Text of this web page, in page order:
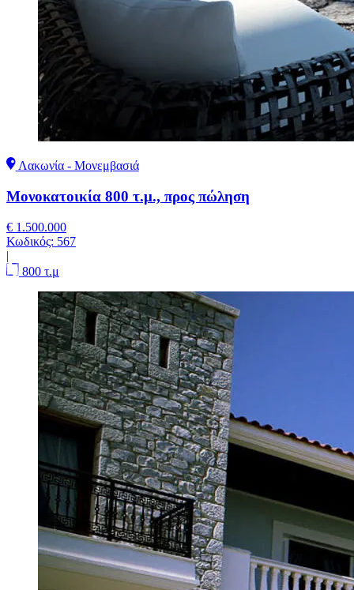
Λακωνία - Μονεμβασιά
Μονοκατοικία 800 τ.μ., προς πώληση
€ 1.500.000
Κωδικός: 567
|
800 τ.μ